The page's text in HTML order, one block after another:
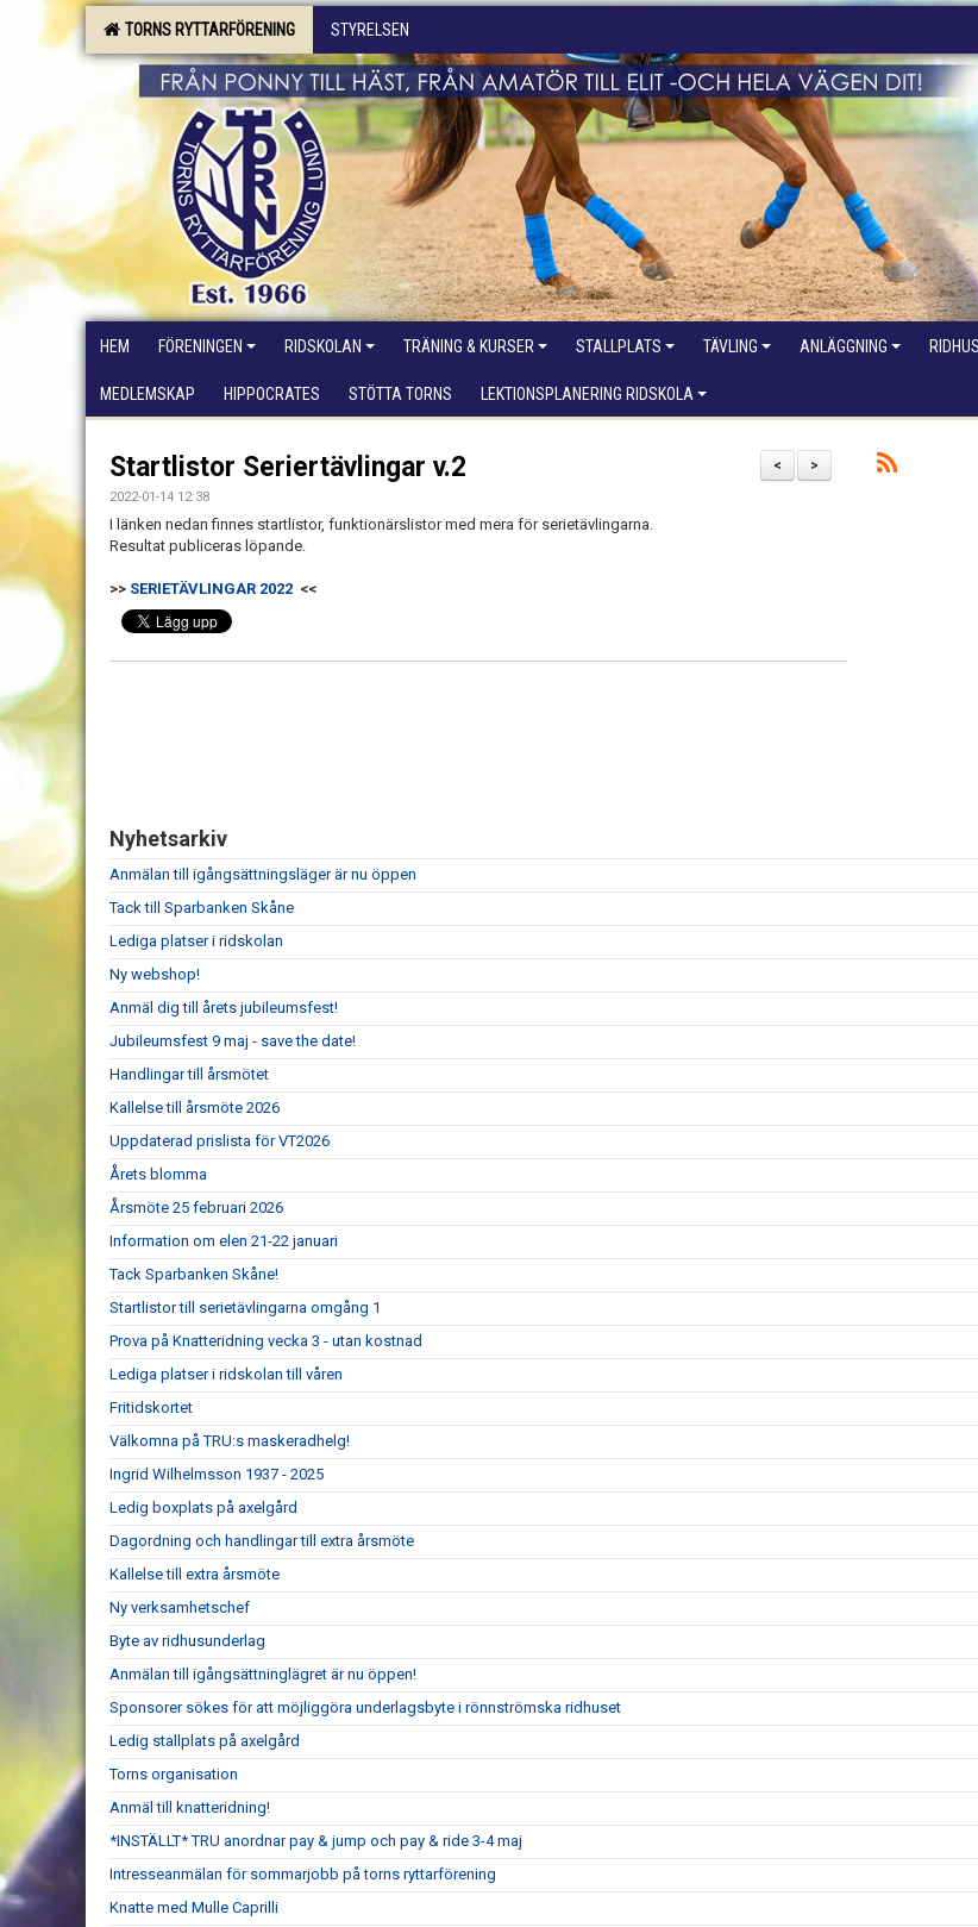
TORNS RYTTARFÖRENING STYRELSEN
HEM FÖRENINGEN RIDSKOLAN TRÄNING & KURSER STALLPLATS TÄVLING ANLÄGGNING
MEDLEMSKAP HIPPOCRATES STÖTTA TORNS LEKTIONSPLANERING RIDSKOLA
>
<
Startlistor Seriertävlingar v.2
2022-01-14 12:38
I länken nedan finnes startlistor, funktionärslistor med mera för serietävlingarna.
Resultat publiceras löpande.
>> SERIETÄVLINGAR 2022 <<
Nyhetsarkiv
Anmälan till igångsättningsläger är nu öppen
Tack till Sparbanken Skåne
Lediga platser i ridskolan
Ny webshop!
Anmäl dig till årets jubileumsfest!
Jubileumsfest 9 maj - save the date!
Handlingar till årsmötet
Kallelse till årsmöte 2026
Uppdaterad prislista för VT2026
Årets blomma
Årsmöte 25 februari 2026
Information om elen 21-22 januari
Tack Sparbanken Skåne!
Startlistor till serietävlingarna omgång 1
Prova på Knatteridning vecka 3 - utan kostnad
Lediga platser i ridskolan till våren
Fritidskortet
Välkomna på TRU:s maskeradhelg!
Ingrid Wilhelmsson 1937 - 2025
Ledig boxplats på axelgård
Dagordning och handlingar till extra årsmöte
Kallelse till extra årsmöte
Ny verksamhetschef
Byte av ridhusunderlag
Anmälan till igångsättninglägret är nu öppen!
Sponsorer sökes för att möjliggöra underlagsbyte i rönnströmska ridhuset
Ledig stallplats på axelgård
Torns organisation
Anmäl till knatteridning!
*INSTÄLLT* TRU anordnar pay & jump och pay & ride 3-4 maj
Intresseanmälan för sommarjobb på torns ryttarförening
Knatte med Mulle Caprilli